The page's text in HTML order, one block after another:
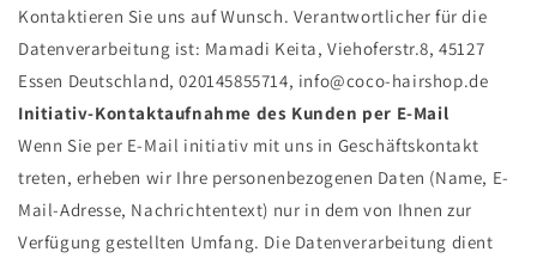
Kontaktieren Sie uns auf Wunsch. Verantwortlicher für die
Datenverarbeitung ist: Mamadi Keita, Viehoferstr.8, 45127
Essen Deutschland, 020145855714, info@coco-hairshop.de
Initiativ-Kontaktaufnahme des Kunden per E-Mail
Wenn Sie per E-Mail initiativ mit uns in Geschäftskontakt
treten, erheben wir Ihre personenbezogenen Daten (Name, E-
Mail-Adresse, Nachrichtentext) nur in dem von Ihnen zur
Verfügung gestellten Umfang. Die Datenverarbeitung dient